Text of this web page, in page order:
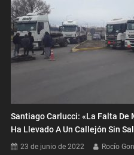
Santiago Carlucci: «La Falta De
Ha Llevado A Un Callejón Sin
23 de junio de 2022 Rocío